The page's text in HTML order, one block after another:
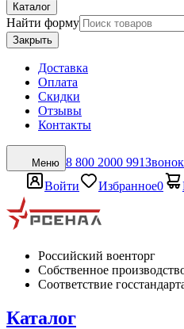
Каталог
Найти форму
Закрыть
Доставка
Оплата
Скидки
Отзывы
Контакты
Меню 8 800 2000 991
Войти
Избранное0
Российский военторг
Собственное
Соответствие
Каталог